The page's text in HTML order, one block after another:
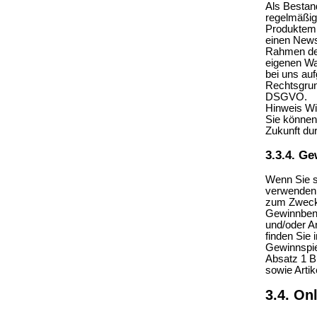
Als
einen
Rahmen
eigenen
bei uns
DSGVO.
Hinweis
Sie
Zukunft
3.3.4.
Wenn Sie
zum
und/oder
finden Sie
Absatz 1
sowie
3.4.